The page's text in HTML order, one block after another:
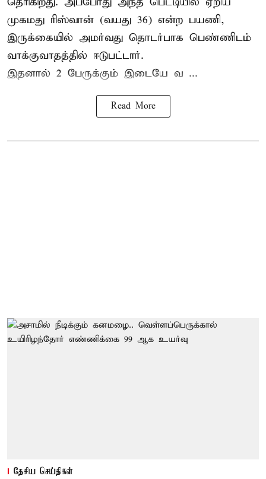
முகமது ரிஸ்வான் (வயது 36) என்ற பயணி,
இருக்கையில் அமர்வது தொடர்பாக பெண்ணிடம்
வாக்குவாதத்தில் ஈடுபட்டார்.
இதனால் 2 பேருக்கும் இடையே வ ...
Read More
தேசிய செய்திகள்